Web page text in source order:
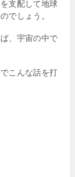
支配して地球
でしょう。
、宇宙の中で
こんな話を打